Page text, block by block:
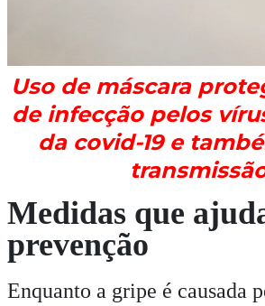
Uso de máscara
de infecção pelos
da covid-19 e
Medidas que
prevenção
Enquanto a gripe é causada